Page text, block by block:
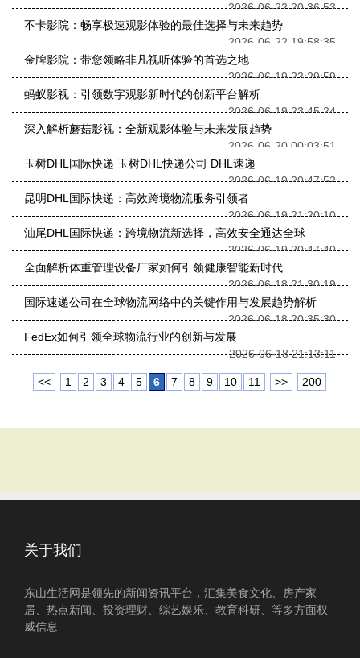
2026-06-22 20:36:53
不卡影院：畅享极速观影体验的最佳选择与未来趋势
2026-06-22 19:58:35
金牌影院：带您领略非凡视听体验的首选之地
2026-06-19 23:29:59
蚂蚁影视：引领数字观影新时代的创新平台解析
2026-06-19 23:45:24
深入解析蘑菇影视：全新观影体验与未来发展趋势
2026-06-20 00:03:51
玉树DHL国际快递 玉树DHL快递公司 DHL速递
2026-06-19 20:47:52
昆明DHL国际快递：高效跨境物流服务引领者
2026-06-19 21:20:10
汕尾DHL国际快递：跨境物流新选择，高效安全通达全球
2026-06-19 20:47:40
全面解析体重管理设备厂家如何引领健康智能新时代
2026-06-18 21:30:19
国际速递公司在全球物流网络中的关键作用与发展趋势解析
2026-06-18 20:35:30
FedEx如何引领全球物流行业的创新与发展
2026-06-18 21:13:11
<< 1 2 3 4 5 6 7 8 9 10 11 >> 200
关于我们
东山生活网是领先的新闻资讯平台，汇集美食文化、房产家
居、热点新闻、投资理财、综艺娱乐、教育科研、等多方面权
威信息